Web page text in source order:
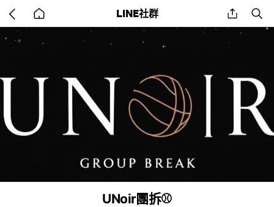
back
to
LINE社群 share
UNoir團拆⚾️